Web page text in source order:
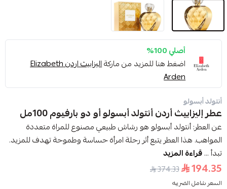
أصلي 100%
اضغط هنا للمزيد من ماركة
اليزابيث اردن Elizabeth
Arden
أنتولد أبسولو
عطر إليزابيث أردن أنتولد أبسولو أو دو بارفيوم 100مل
عن العطر: أنتولد أبسولو هو رشاش طبيعي مصنوع للمراة متعددة
المواهب. هذا العطر يتبع أثر رحلة امرأة حساسة وطموحة تهدف للمزيد.
تبدأ ...قراءة المزيد
194.35
374.33
السعر شامل الضريبه